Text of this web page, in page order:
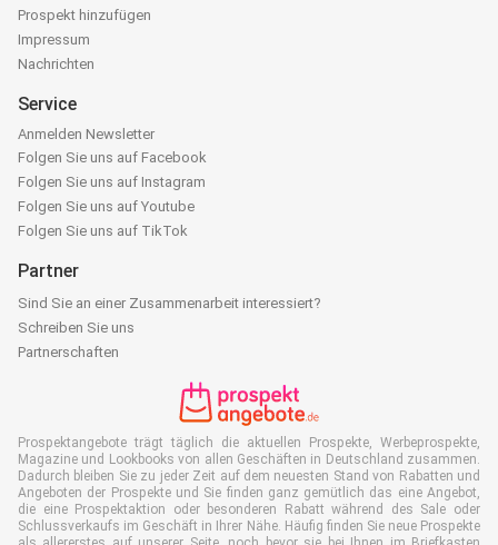
Prospekt hinzufügen
Impressum
Nachrichten
Service
Anmelden Newsletter
Folgen Sie uns auf Facebook
Folgen Sie uns auf Instagram
Folgen Sie uns auf Youtube
Folgen Sie uns auf TikTok
Partner
Sind Sie an einer Zusammenarbeit interessiert?
Schreiben Sie uns
Partnerschaften
Prospektangebote trägt täglich die aktuellen Prospekte, Werbeprospekte,
Magazine und Lookbooks von allen Geschäften in Deutschland zusammen.
Dadurch bleiben Sie zu jeder Zeit auf dem neuesten Stand von Rabatten und
Angeboten der Prospekte und Sie finden ganz gemütlich das eine Angebot,
die eine Prospektaktion oder besonderen Rabatt während des Sale oder
Schlussverkaufs im Geschäft in Ihrer Nähe. Häufig finden Sie neue Prospekte